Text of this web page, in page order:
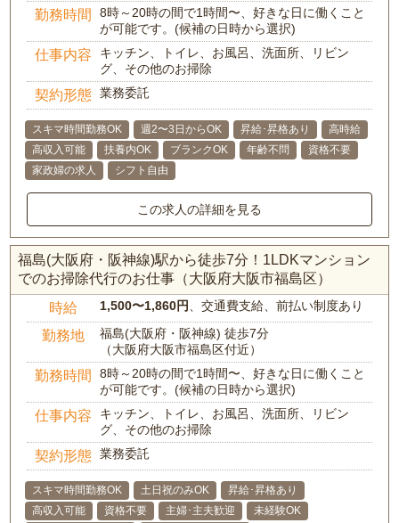
勤務時間
8時～20時の間で1時間〜、好きな日に働くこと
が可能です。(候補の日時から選択)
仕事内容
キッチン、トイレ、お風呂、洗面所、リビン
グ、その他のお掃除
契約形態 業務委託
スキマ時間勤務OK 週2〜3日からOK 昇給･昇格あり
高時給
高収入可能
扶養内OK ブランクOK 年齢不問
資格不要
家政婦の求人
シフト自由
この求人の詳細を見る
福島(大阪府・阪神線)駅から徒歩7分！1LDKマンション
でのお掃除代行のお仕事（大阪府大阪市福島区）
時給 1,500〜1,860円 、交通費支給、前払い制度あり
勤務地
福島(大阪府・阪神線) 徒歩7分
（大阪府大阪市福島区付近）
勤務時間
8時～20時の間で1時間〜、好きな日に働くこと
が可能です。(候補の日時から選択)
仕事内容
キッチン、トイレ、お風呂、洗面所、リビン
グ、その他のお掃除
契約形態 業務委託
スキマ時間勤務OK 土日祝のみOK
昇給･昇格あり
高収入可能
資格不要 主婦･主夫歓迎
未経験OK